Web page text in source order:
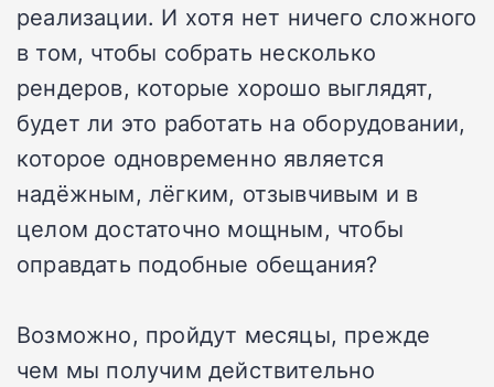
реализации. И хотя нет ничего сложного
в том, чтобы собрать несколько
рендеров, которые хорошо выглядят,
будет ли это работать на оборудовании,
которое одновременно является
надёжным, лёгким, отзывчивым и в
целом достаточно мощным, чтобы
оправдать подобные обещания?
Возможно, пройдут месяцы, прежде
чем мы получим действительно